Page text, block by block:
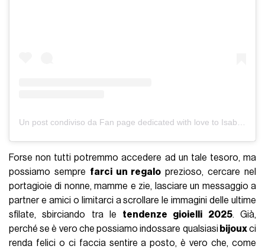
Un post condiviso da Fan page dedicated with love to Isabela Hadid (@bellshadind)
Forse non tutti potremmo accedere ad un tale tesoro, ma
possiamo sempre farci un regalo prezioso, cercare nel
portagioie di nonne, mamme e zie, lasciare un messaggio a
partner e amici o limitarci a scrollare le immagini delle ultime
sfilate, sbirciando tra le tendenze gioielli 2025. Già,
perché se è vero che possiamo indossare qualsiasi bijouxci
renda felici o ci faccia sentire a posto, è vero che, come